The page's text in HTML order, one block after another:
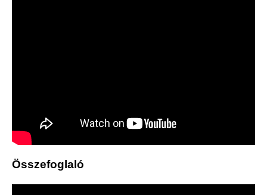
Összefoglaló